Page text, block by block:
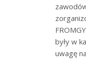
były w
uwagę